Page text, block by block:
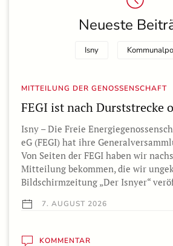
Neueste
Isny
MITTEILUNG DER GENOSSENSCHAFT
FEGI ist nach Durststrecke
Isny – Die Freie
eG (FEGI) hat ihre
Von Seiten der FEGI haben wir
Mitteilung bekommen, die wir
Bildschirmzeitung „Der Isnyer“
7. AUGUST 2026
KOMMENTAR